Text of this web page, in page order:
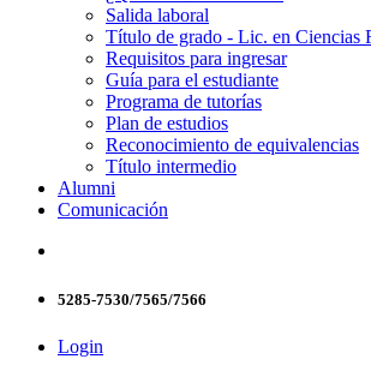
Salida laboral
Título de grado - Lic. en Ciencias
Requisitos para ingresar
Guía para el estudiante
Programa de tutorías
Plan de estudios
Reconocimiento de equivalencias
Título intermedio
Alumni
Comunicación
5285-7530/7565/7566
Login